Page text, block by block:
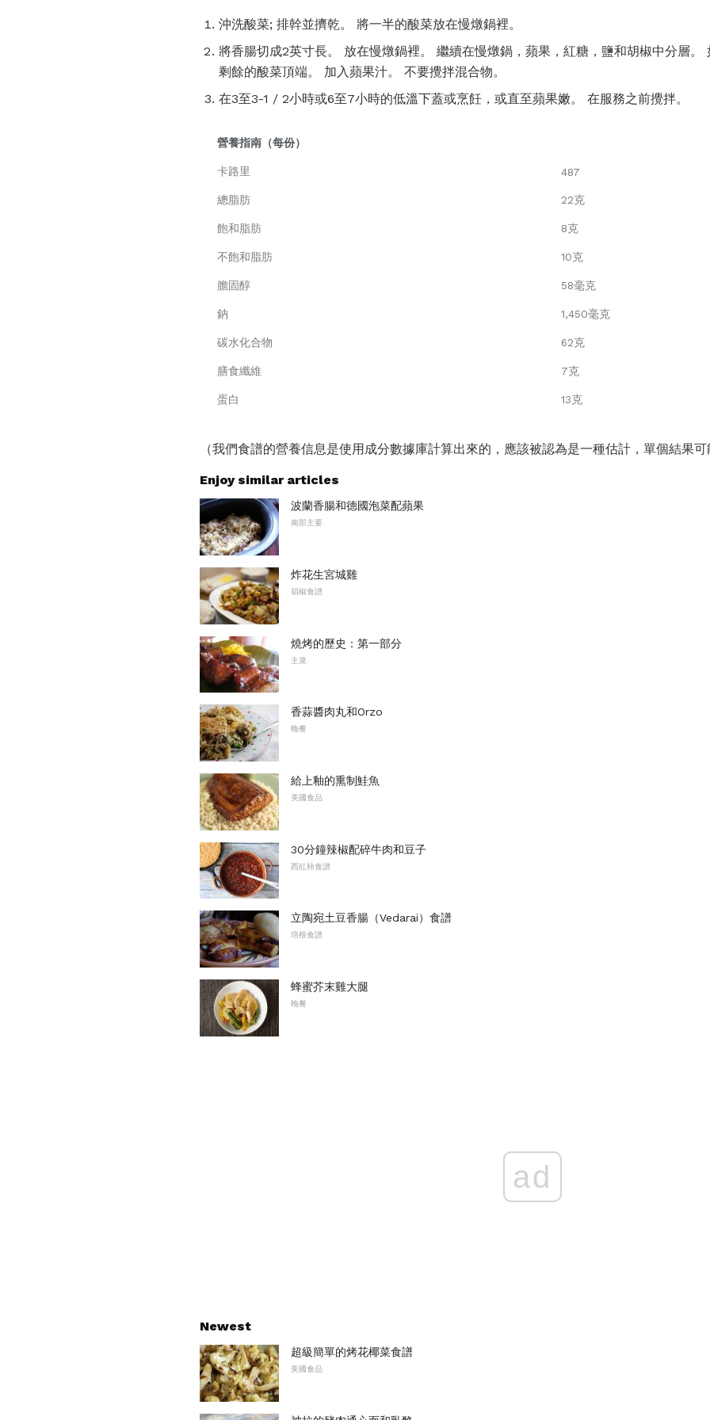
沖洗酸菜; 排幹並擠乾。 將一半的酸菜放在慢燉鍋裡。
將香腸切成2英寸長。 放在慢燉鍋裡。 繼續在慢燉鍋，蘋果，紅糖，鹽和胡椒中分層。
剩餘的酸菜頂端。 加入蘋果汁。 不要攪拌混合物。
在3至3-1 / 2小時或6至7小時的低溫下蓋或烹飪，或直至蘋果嫩。 在服務之前攪拌。
營養指南（每份）
卡路里 487
總脂肪 22克
飽和脂肪 8克
不飽和脂肪 10克
膽固醇 58毫克
鈉 1,450毫克
碳水化合物 62克
膳食纖維 7克
蛋白 13克
（我們食譜的營養信息是使用成分數據庫計算出來的，應該被認為是一種估計，單個結果可
Enjoy similar articles
波蘭香腸和德國泡菜配蘋果
南部主要
炸花生宮城雞
胡椒食譜
燒烤的歷史：第一部分
主菜
香蒜醬肉丸和Orzo
晚餐
給上釉的熏制鮭魚
美國食品
30分鐘辣椒配碎牛肉和豆子
西紅柿食譜
立陶宛土豆香腸（Vedarai）食譜
培根食譜
蜂蜜芥末雞大腿
晚餐
ad
Newest
超級簡單的烤花椰菜食譜
美國食品